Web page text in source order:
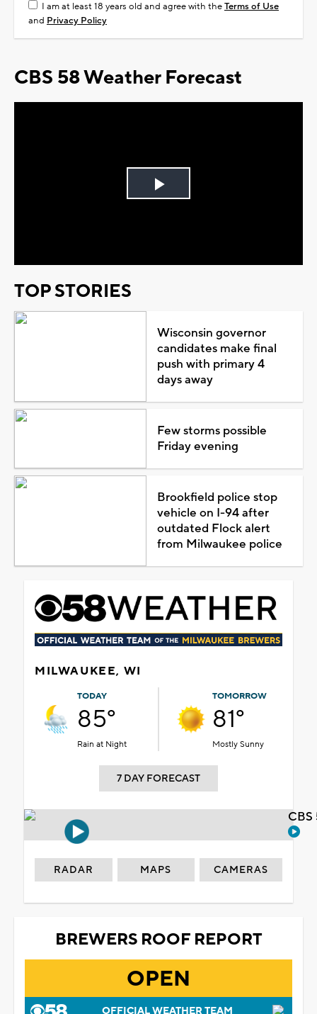
I am at least 18 years old and agree with theTerms of Use
and Privacy Policy
CBS 58 Weather Forecast
Play
TOP STORIES
Wisconsin governor
candidates make final
push with primary 4
days away
Few storms possible
Friday evening
Brookfield police stop
vehicle on I-94 after
outdated Flock alert
from Milwaukee police
MILWAUKEE, WI
TODAY
85°
Rain at Night
TOMORROW
81°
Mostly Sunny
7 DAY FORECAST
RADAR MAPS CAMERAS
BREWERS ROOF REPORT
OPEN
OFFICIAL WEATHER TEAM